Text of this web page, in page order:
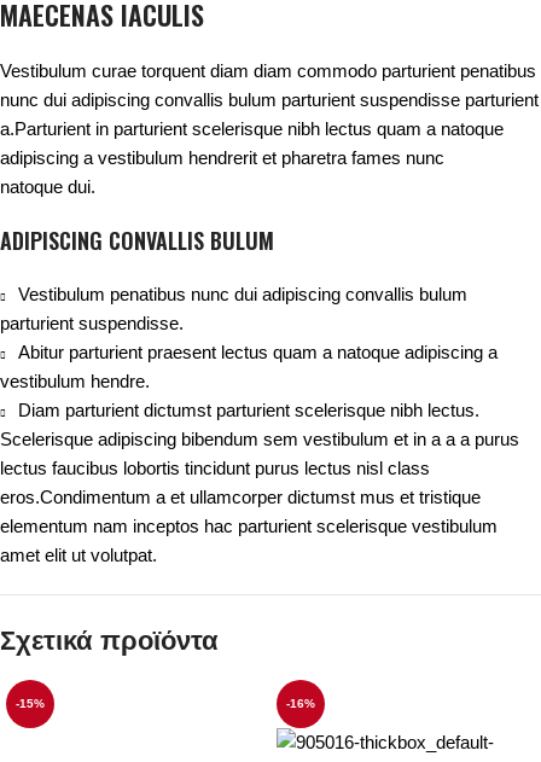
MAECENAS IACULIS
Vestibulum curae torquent diam diam commodo parturient penatibus
nunc dui adipiscing convallis bulum parturient suspendisse parturient
a.Parturient in parturient scelerisque nibh lectus quam a natoque
adipiscing a vestibulum hendrerit et pharetra fames nunc
natoque dui.
ADIPISCING CONVALLIS BULUM
Vestibulum penatibus nunc dui adipiscing convallis bulum
parturient suspendisse.
Abitur parturient praesent lectus quam a natoque adipiscing a
vestibulum hendre.
Diam parturient dictumst parturient scelerisque nibh lectus.
Scelerisque adipiscing bibendum sem vestibulum et in a a a purus
lectus faucibus lobortis tincidunt purus lectus nisl class
eros.Condimentum a et ullamcorper dictumst mus et tristique
elementum nam inceptos hac parturient scelerisque vestibulum
amet elit ut volutpat.
Σχετικά προϊόντα
-15% -16%